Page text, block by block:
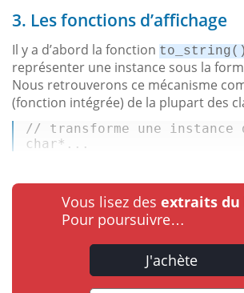
3. Les fonctions d’affichage
Il y a d’abord la fonction to_string()
représenter une instance sous la
Nous retrouverons ce mécanisme
(fonction intégrée) de la plupart des
// transforme une
char*...
Vous lisez des extraits du
Pour poursuivre…
J'achète